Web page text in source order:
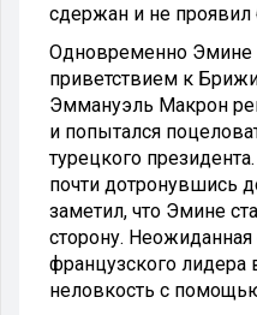
сдержан и не
Одновременно Эмине
приветствием к
Эммануэль Макрон
и попытался
турецкого
почти дотронувшись
заметил, что Эмине
сторону. Неожиданная
французского лидера
неловкость с